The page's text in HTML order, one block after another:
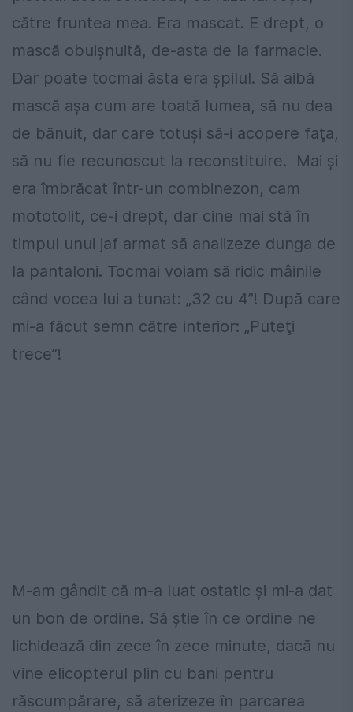
către fruntea mea. Era mascat. E drept, o
mască obuişnuită, de-asta de la farmacie.
Dar poate tocmai ăsta era şpilul. Să aibă
mască aşa cum are toată lumea, să nu dea
de bănuit, dar care totuşi să-i acopere faţa,
să nu fie recunoscut la reconstituire. Mai şi
era îmbrăcat într-un combinezon, cam
mototolit, ce-i drept, dar cine mai stă în
timpul unui jaf armat să analizeze dunga de
la pantaloni. Tocmai voiam să ridic mâinile
când vocea lui a tunat: „32 cu 4”! După care
mi-a făcut semn către interior: „Puteţi
trece”!
M-am gândit că m-a luat ostatic şi mi-a dat
un bon de ordine. Să ştie în ce ordine ne
lichidează din zece în zece minute, dacă nu
vine elicopterul plin cu bani pentru
răscumpărare, să aterizeze în parcarea